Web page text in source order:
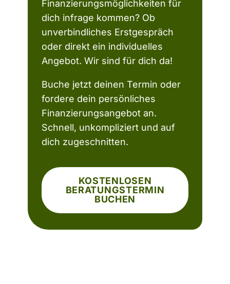
Finanzierungsmöglichkeiten für
dich infrage kommen? Ob
unverbindliches Erstgespräch
oder direkt ein individuelles
Angebot. Wir sind für dich da!
Buche jetzt deinen Termin oder
fordere dein persönliches
Finanzierungsangebot an.
Schnell, unkompliziert und auf
dich zugeschnitten.
KOSTENLOSEN
BERATUNGSTERMIN
BUCHEN